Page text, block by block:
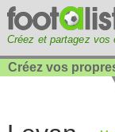
Créez et partagez vos
Créez vos